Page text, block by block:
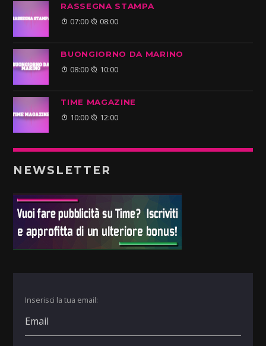
RASSEGNA STAMPA
07:00 08:00
BUONGIORNO DA MARINO
08:00 10:00
TIME MAGAZINE
10:00 12:00
NEWSLETTER
Inserisci la tua email: